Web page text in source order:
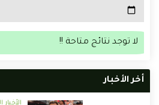
لا توجد نتائج متاحة !!
أخر الأخبار